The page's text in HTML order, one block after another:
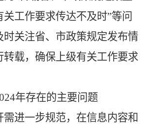
工作要求传达不及时”等问
时关注省、市政策规定发布情
转载，确保上级有关工作要求
年存在的主要问题
需进一步规范，在信息内容和